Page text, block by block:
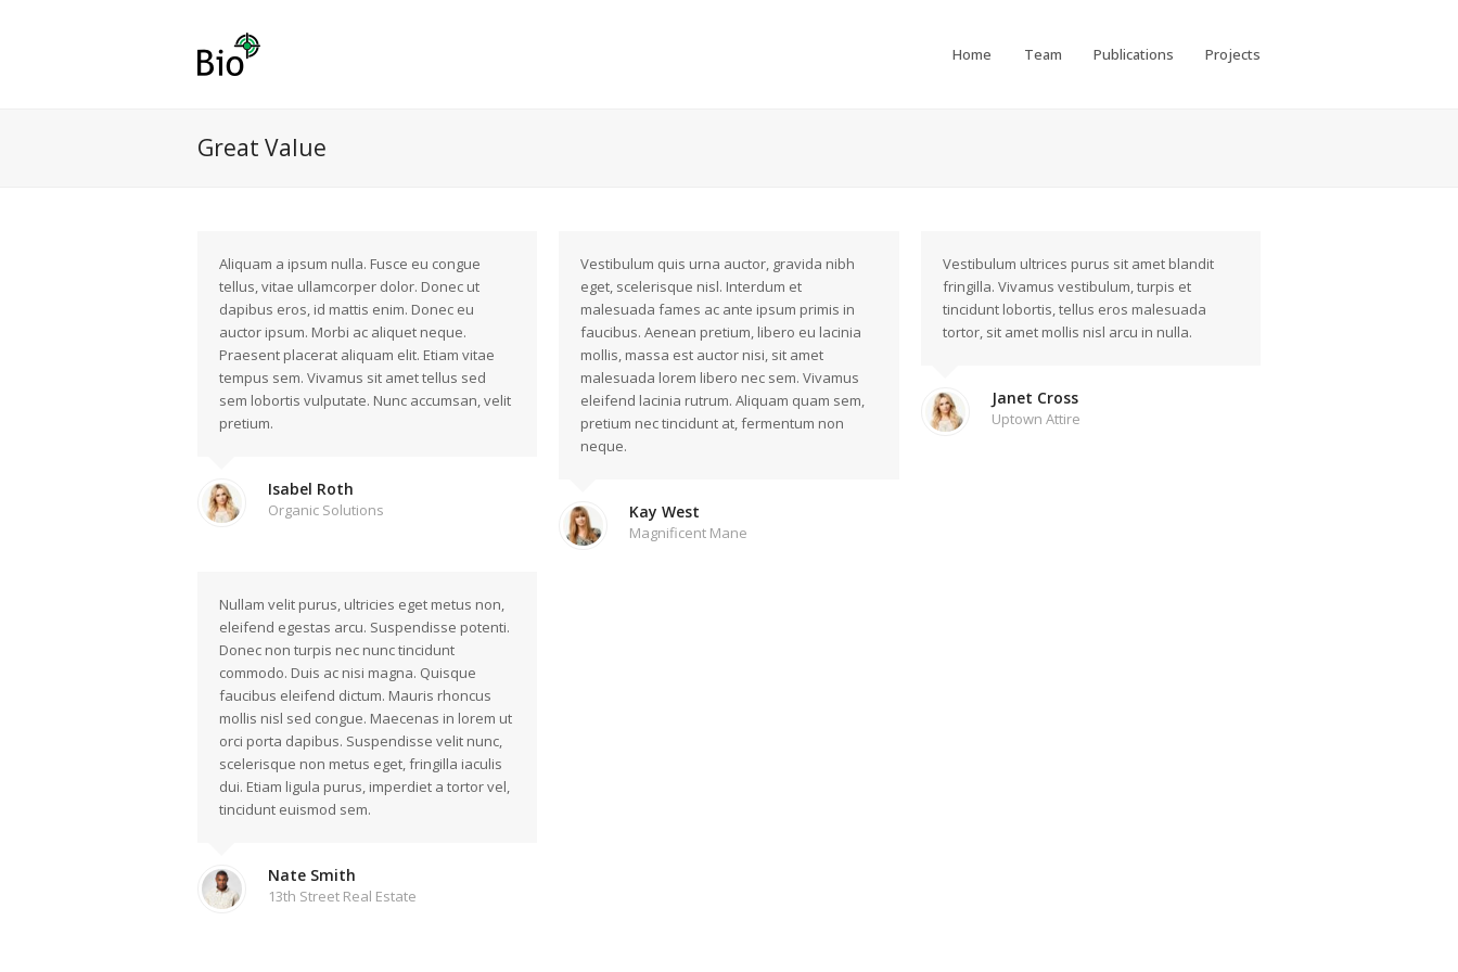
Home Team Publications Projects
Great Value
Aliquam a ipsum nulla. Fusce eu congue
tellus, vitae ullamcorper dolor. Donec ut
dapibus eros, id mattis enim. Donec eu
auctor ipsum. Morbi ac aliquet neque.
Praesent placerat aliquam elit. Etiam vitae
tempus sem. Vivamus sit amet tellus sed
sem lobortis vulputate. Nunc accumsan, velit
pretium.
Isabel Roth
Organic Solutions
Vestibulum quis urna auctor, gravida nibh
eget, scelerisque nisl. Interdum et
malesuada fames ac ante ipsum primis in
faucibus. Aenean pretium, libero eu lacinia
mollis, massa est auctor nisi, sit amet
malesuada lorem libero nec sem. Vivamus
eleifend lacinia rutrum. Aliquam quam sem,
pretium nec tincidunt at, fermentum non
neque.
Kay West
Magnificent Mane
Vestibulum ultrices purus sit amet blandit
fringilla. Vivamus vestibulum, turpis et
tincidunt lobortis, tellus eros malesuada
tortor, sit amet mollis nisl arcu in nulla.
Janet Cross
Uptown Attire
Nullam velit purus, ultricies eget metus non,
eleifend egestas arcu. Suspendisse potenti.
Donec non turpis nec nunc tincidunt
commodo. Duis ac nisi magna. Quisque
faucibus eleifend dictum. Mauris rhoncus
mollis nisl sed congue. Maecenas in lorem ut
orci porta dapibus. Suspendisse velit nunc,
scelerisque non metus eget, fringilla iaculis
dui. Etiam ligula purus, imperdiet a tortor vel,
tincidunt euismod sem.
Nate Smith
13th Street Real Estate